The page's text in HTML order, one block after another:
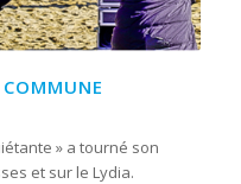
» a tourné son
et sur le Lydia.